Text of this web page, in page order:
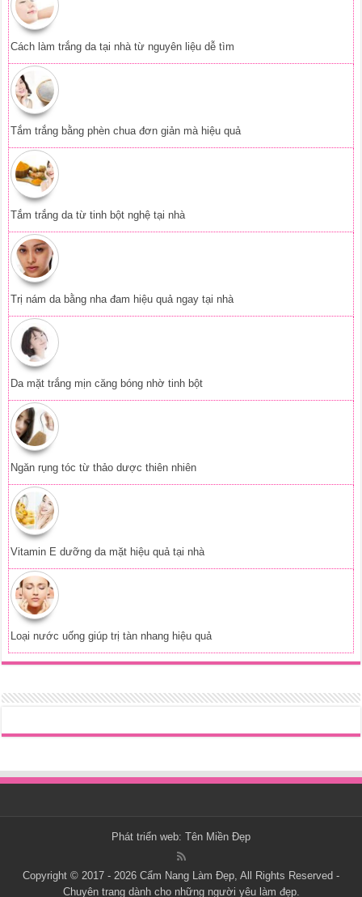
Cách làm trắng da tại nhà từ nguyên liệu dễ tìm
Tắm trắng bằng phèn chua đơn giản mà hiệu quả
Tắm trắng da từ tinh bột nghệ tại nhà
Trị nám da bằng nha đam hiệu quả ngay tại nhà
Da mặt trắng mịn căng bóng nhờ tinh bột
Ngăn rụng tóc từ thảo dược thiên nhiên
Vitamin E dưỡng da mặt hiệu quả tại nhà
Loại nước uống giúp trị tàn nhang hiệu quả
Phát triển web: Tên Miền Đẹp
Copyright © 2017 - 2026 Cẩm Nang Làm Đẹp , All Rights Reserved -
Chuyên trang dành cho những người yêu làm đẹp.